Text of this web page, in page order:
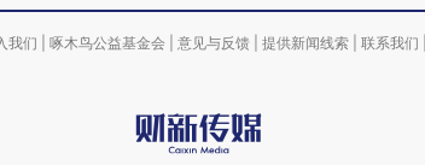
我们 啄木鸟公益基金会 意见与反馈 提供新闻线索 联系我们